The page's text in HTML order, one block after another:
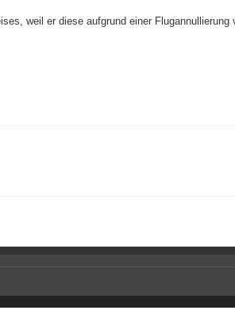
weil er diese aufgrund einer